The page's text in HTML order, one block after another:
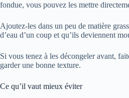
fondue, vous pouvez les mettre
Ajoutez-les dans un peu de matière
d’eau d’un coup et qu’ils deviennent
Si vous tenez à les décongeler avant,
garder une bonne texture.
Ce qu’il vaut mieux éviter